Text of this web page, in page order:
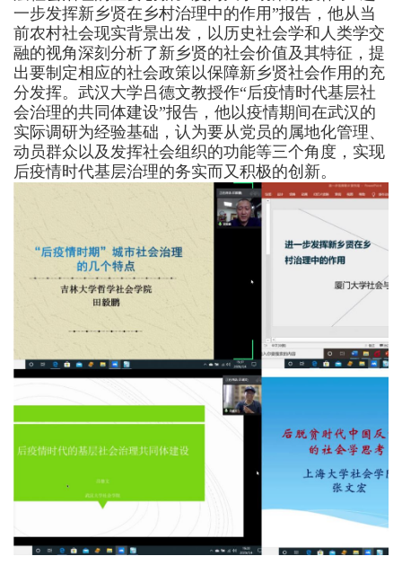
一步发挥新乡贤在乡村治理中的作用”报告 ，他从当
前农村社会现实背景出发， 以历史社会学和人类学交
融的视角深刻分析了新乡贤的社会价值及其特征， 提
出要制定相应的社会政策以保障新乡贤社会作用 的充
分发挥。武汉大学吕德文教授作“后疫情时代基层社
会治理的共同体建设”报告 ，他以疫情期间在武汉的
实际调研为经验基础 ，认为要从党员的属地化管理、
动员群众 以及发挥社会组织的功能等三个角度 ， 实现
后疫情时代基层治理的务实而又积极的创新。